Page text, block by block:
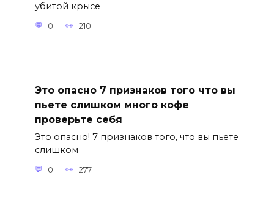
убитой крысе
0 210
Это опасно 7 признаков того что вы
пьете слишком много кофе
проверьте себя
Это опасно! 7 признаков того, что вы пьете
слишком
0 277